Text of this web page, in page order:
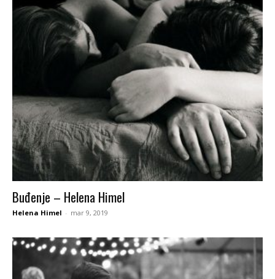
Buđenje – Helena Himel
Helena Himel - mar 9, 2019